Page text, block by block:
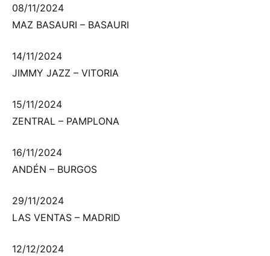
08/11/2024
MAZ BASAURI – BASAURI
14/11/2024
JIMMY JAZZ – VITORIA
15/11/2024
ZENTRAL – PAMPLONA
16/11/2024
ANDÉN – BURGOS
29/11/2024
LAS VENTAS – MADRID
12/12/2024